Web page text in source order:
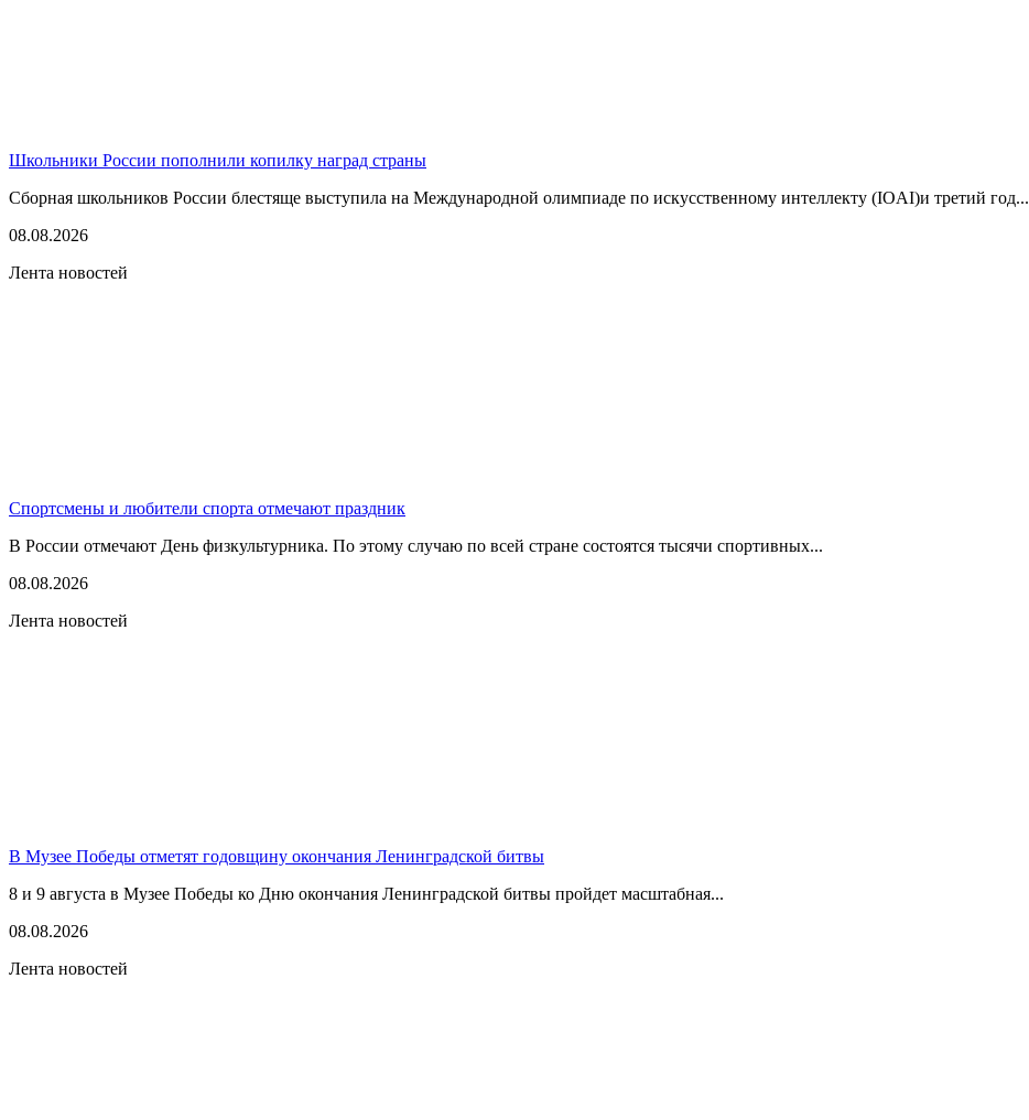
Школьники России пополнили копилку наград страны
Сборная школьников России блестяще выступила на Международной олимпиаде по искусственному интеллекту (IOAI)и третий год...
08.08.2026
Лента новостей
Спортсмены и любители спорта отмечают праздник
В России отмечают День физкультурника. По этому случаю по всей стране состоятся тысячи спортивных...
08.08.2026
Лента новостей
В Музее Победы отметят годовщину окончания Ленинградской битвы
8 и 9 августа в Музее Победы ко Дню окончания Ленинградской битвы пройдет масштабная...
08.08.2026
Лента новостей